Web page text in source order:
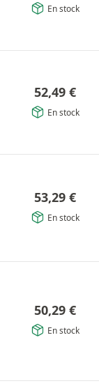
En stock
52,49 €
En stock
53,29 €
En stock
50,29 €
En stock